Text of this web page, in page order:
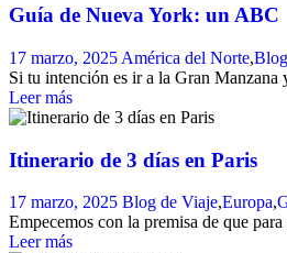
Guía de Nueva York: un ABC
17 marzo, 2025 América del Norte,
Si tu intención es ir a la Gran
Leer más
Itinerario de 3 días en Paris
17 marzo, 2025 Blog de Viaje,Europa,
Empecemos con la premisa de que
Leer más